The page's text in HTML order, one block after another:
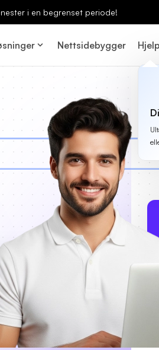
i en begrenset periode!
Nettsidebygger Hjelp
MyCafe